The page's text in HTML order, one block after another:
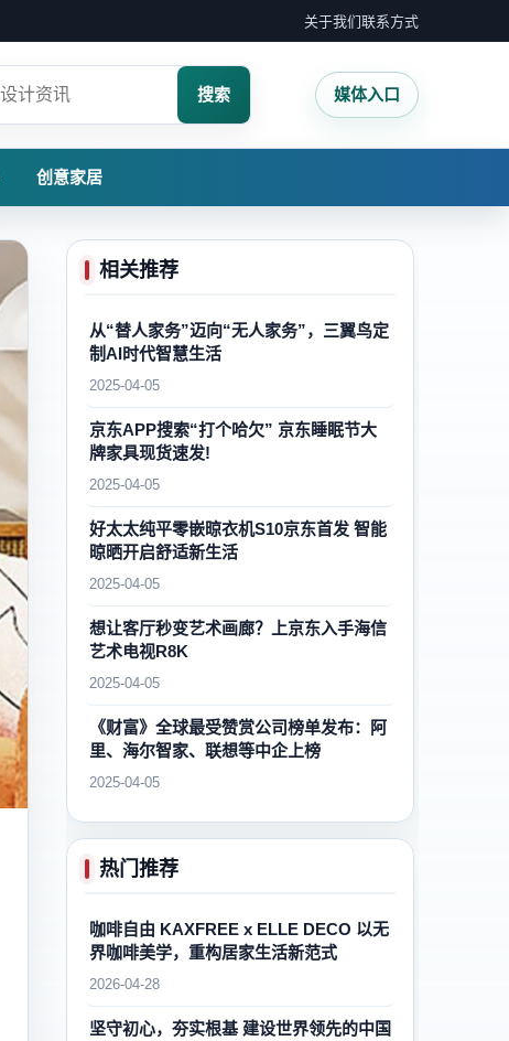
关于我们联系方式
搜索 媒体入口
创意家居
相关推荐
从“替人家务”迈向“无人家务”，三翼鸟定
制AI时代智慧生活
2025-04-05
京东APP搜索“打个哈欠” 京东睡眠节大
牌家具现货速发!
2025-04-05
好太太纯平零嵌晾衣机S10京东首发 智能
晾晒开启舒适新生活
2025-04-05
想让客厅秒变艺术画廊？上京东入手海信
艺术电视R8K
2025-04-05
《财富》全球最受赞赏公司榜单发布：阿
里、海尔智家、联想等中企上榜
2025-04-05
热门推荐
咖啡自由 KAXFREE x ELLE DECO 以无
界咖啡美学，重构居家生活新范式
2026-04-28
坚守初心，夯实根基 建设世界领先的中国